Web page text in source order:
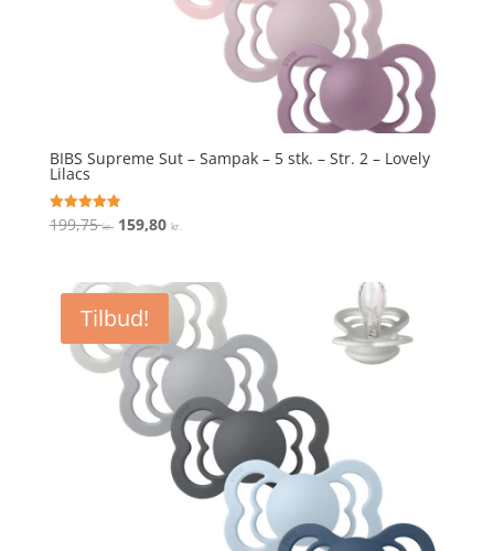
BIBS Supreme Sut – Sampak – 5 stk. – Str. 2 – Lovely
Lilacs
Vurderet
4.9
199,75kr. Den
var:
199,75 kr..
159,80 kr.
er:
159,80 kr..
Tilbud!